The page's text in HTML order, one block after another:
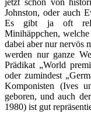
jetzt schon von
Johnston, oder auch
Es gibt ja oft
Minihäppchen,
dabei aber nur nervös
werden nur ganze
Prädikat „World
oder zumindest
Komponisten (Ives
geboren, und auch
1980) ist gut